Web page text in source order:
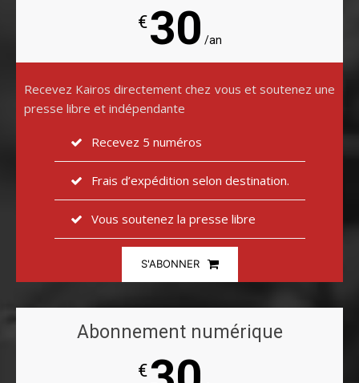
€30 /an
Recevez Kairos directement chez vous et soutenez une
presse libre et indépendante
Recevez 5 numéros
Frais d’expédition selon destination.
Vous soutenez la presse libre
S'ABONNER
Abonnement numérique
€